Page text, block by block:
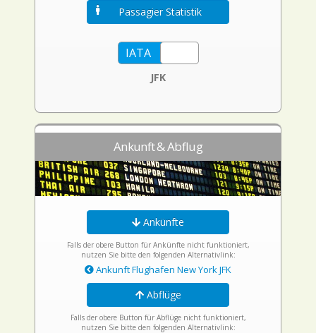
Passagier Statistik
JFK
Ankunft & Abflug
Ankünfte
Falls der obere Button für Ankünfte nicht funktioniert,
nutzen Sie bitte den folgenden Alternativlink:
Ankunft Flughafen New York JFK
Abflüge
Falls der obere Button für Abflüge nicht funktioniert,
nutzen Sie bitte den folgenden Alternativlink: